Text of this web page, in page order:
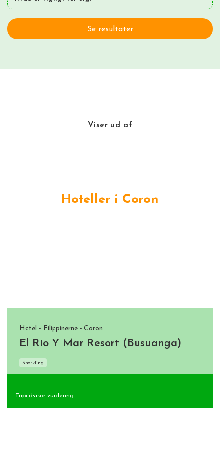
skibsvrag
Øhop mellem vidt forskellige øer med både oplevelser,
strandliv og afslapning
Se resultater
Viser ud af
Hoteller i Coron
Hotel - Filippinerne - Coron
El Rio Y Mar Resort (Busuanga)
Snorkling
Tripadvisor vurdering